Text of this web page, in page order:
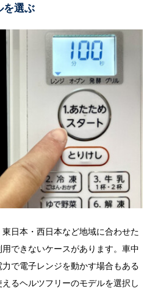
を選ぶ
日本・西日本など地域に合わせた
できないケースがあります。車中
で電子レンジを動かす場合もある
るヘルツフリーのモデルを選択し